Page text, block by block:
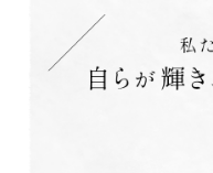
時間：10:00～11:00
②PDハウス神大寺
住所：横浜市神奈川区神大
日程：9/17(木)、9/18(金)
✨入社してみて「良かった
✨待遇改善に関する会社と
取組みをご紹介！
“まずは話だけ聞いてみたい